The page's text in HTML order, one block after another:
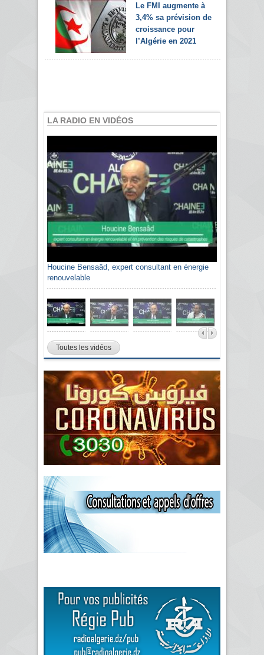
Le FMI augmente à
3,4% sa prévision de
croissance pour
l’Algérie en 2021
LA RADIO EN VIDÉOS
Houcine Bensaâd, expert consultant en énergie
renouvelable
Toutes les vidéos